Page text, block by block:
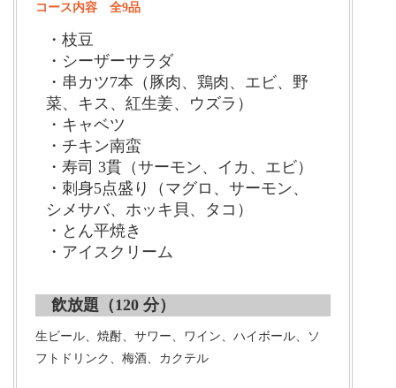
コース内容 全9品
・枝豆
・シーザーサラダ
・串カツ7本（豚肉、鶏肉、エビ、野
菜、キス、紅生姜、ウズラ）
・キャベツ
・チキン南蛮
・寿司 3貫（サーモン、イカ、エビ）
・刺身5点盛り（マグロ、サーモン、
シメサバ、ホッキ貝、タコ）
・とん平焼き
・アイスクリーム
飲放題（120 分）
生ビール、焼酎、サワー、ワイン、ハイボール、ソ
フトドリンク、梅酒、カクテル